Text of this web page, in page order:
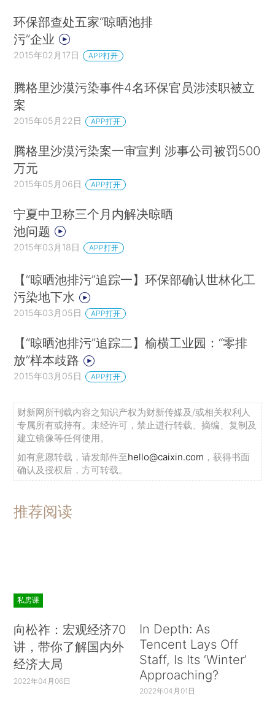
环保部查处五家“晾晒池排
污”企业
2015年02月17日 APP打开
腾格里沙漠污染事件4名环保官员涉渎职被立
案
2015年05月22日 APP打开
腾格里沙漠污染案一审宣判 涉事公司被罚500
万元
2015年05月06日 APP打开
宁夏中卫称三个月内解决晾晒
池问题
2015年03月18日 APP打开
【“晾晒池排污”追踪一】环保部确认世林化工
污染地下水
2015年03月05日 APP打开
【“晾晒池排污”追踪二】榆横工业园：“零排
放”样本歧路
2015年03月05日 APP打开
财新网所刊载内容之知识产权为财新传媒及/或相关权利人
专属所有或持有。未经许可，禁止进行转载、摘编、复制及
建立镜像等任何使用。
如有意愿转载，请发邮件至hello@caixin.com ，获得书面
确认及授权后，方可转载。
推荐阅读
私房课
向松祚：宏观经济70
讲，带你了解国内外
经济大局
2022年04月06日
In Depth: As
Tencent Lays Off
Staff, Is Its ‘Winter’
Approaching?
2022年04月01日